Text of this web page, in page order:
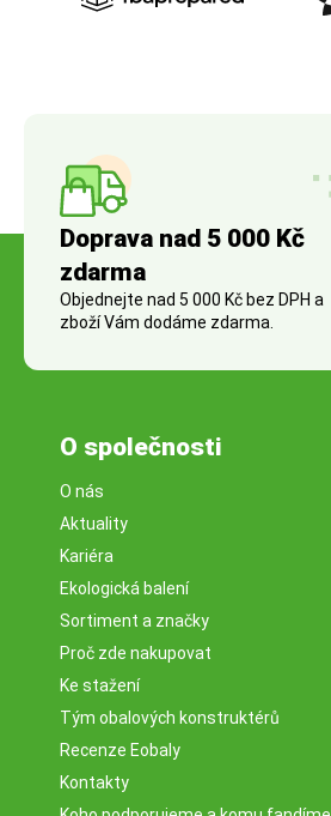
Doprava nad 5 000 Kč
zdarma
Objednejte nad 5 000 Kč bez DPH a
zboží Vám dodáme zdarma.
O společnosti
O nás
Aktuality
Kariéra
Ekologická balení
Sortiment a značky
Proč zde nakupovat
Ke stažení
Tým obalových konstruktérů
Recenze Eobaly
Kontakty